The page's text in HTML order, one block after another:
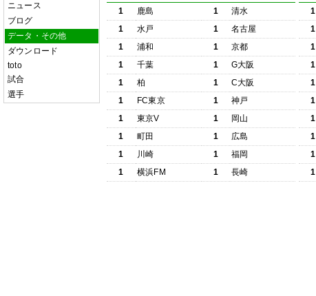
ニュース
ブログ
データ・その他
ダウンロード
toto
試合
選手
1 鹿島 1
清水
1
水戸 1
名古屋
1
浦和 1
京都
1
千葉 1
G大阪
1
柏 1
C大阪
1
FC東京 1
神戸
1
東京V 1
岡山
1
町田 1
広島
1
川崎 1
福岡
1
横浜FM 1 長崎
1
1
1
1
1
1
1
1
1
1